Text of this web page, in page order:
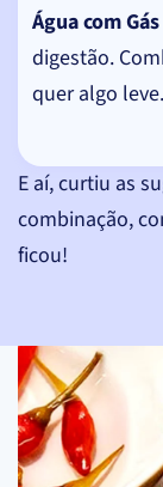
Água com
digestão.
quer algo leve.
E aí, curtiu as
combinação,
ficou!